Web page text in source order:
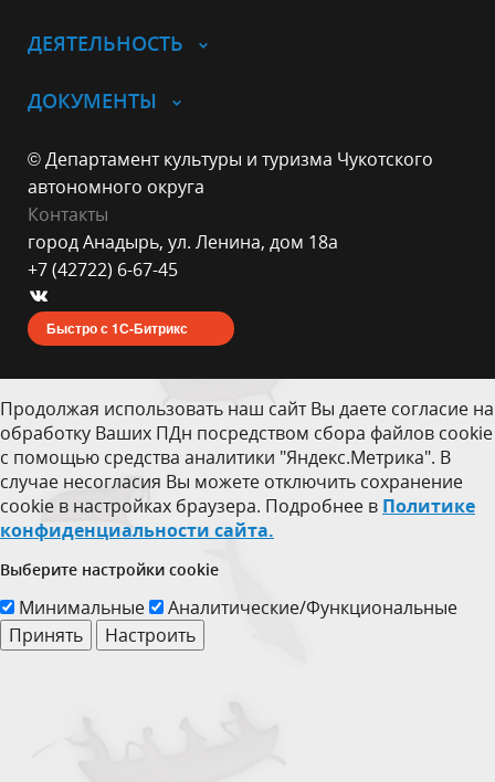
ДЕЯТЕЛЬНОСТЬ
ДОКУМЕНТЫ
© Департамент культуры и туризма Чукотского
автономного округа
Контакты
город Анадырь, ул. Ленина, дом 18а
+7 (42722) 6-67-45
Быстро с 1С-Битрикс
Продолжая использовать наш сайт Вы даете согласие на
обработку Ваших ПДн посредством сбора файлов cookie
с помощью средства аналитики "Яндекс.Метрика". В
случае несогласия Вы можете отключить сохранение
cookie в настройках браузера. Подробнее в Политике
конфиденциальности сайта.
Выберите настройки cookie
Минимальные
Аналитические/Функциональные
Принять
Настроить